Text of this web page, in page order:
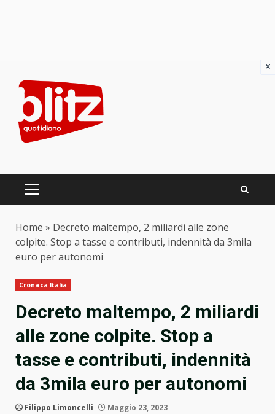
content
PRIMARY
Home » Decreto maltempo, 2 miliardi alle zone
colpite. Stop a tasse e contributi, indennità da 3mila
euro per autonomi
Cronaca Italia
Decreto maltempo, 2 miliardi
alle zone colpite. Stop a
tasse e contributi, indennità
da 3mila euro per autonomi
Filippo Limoncelli Maggio 23, 2023
×